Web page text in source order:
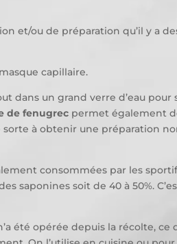
et/ou de préparation qu’il y a
capillaire.
dans un grand verre d’eau pour
de fenugrec permet également
sorte à obtenir une préparation
consommées par les
saponines soit de 40 à 50%.
été opérée depuis la récolte, ce